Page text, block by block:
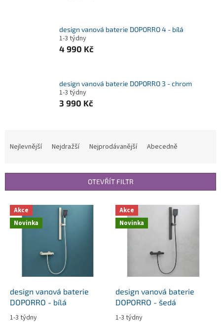
design vanová baterie DOPORRO 4 - bílá
1-3 týdny
4 990 Kč
design vanová baterie DOPORRO 3 - chrom
1-3 týdny
3 990 Kč
í
Nejlevnější Nejdražší Nejprodávanější Abecedně
OTEVŘÍT FILTR
V
p
Akce
Novinka
design vanová baterie
DOPORRO - bílá
Průměrné
1-3 týdny
Akce
Novinka
design vanová baterie
DOPORRO - šedá
Průměrné
1-3 týdny